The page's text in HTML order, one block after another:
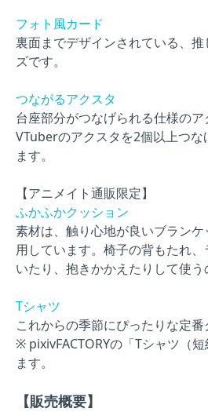
フォト風カード
裏面までデザインされている、
ズです。
つながるアクスタ
台座部分がつなげられる仕様の
VTuberのアクスタを2個以上つな
ます。
【アニメイト通販限定】
ふかふかクッション
素材は、触り心地が良いブラン
用しています。椅子の背もたれ
いたり、抱きかかえたりして使う
Tシャツ
これからの季節にぴったりな定番
※ pixivFACTORYの「Tシャツ（
ます。
【販売概要】